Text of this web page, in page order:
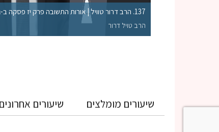
137. הרב דרור טוויל | אורות התשובה פרק יז פסקה ב-ג
הרב טויל דרור
שיעורים מומלצים שיעורים אחרונים